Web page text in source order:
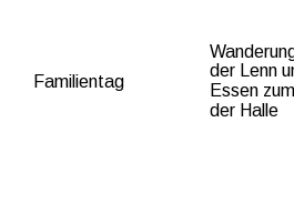
Familientag
der Lenn
Essen
der Halle